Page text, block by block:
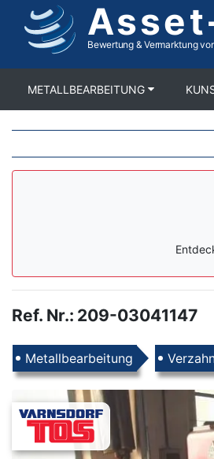
Bewertung & Vermarktung
METALLBEARBEITUNG
Ref. Nr.: 209-03041147
Produkte
Metallbearbeitung